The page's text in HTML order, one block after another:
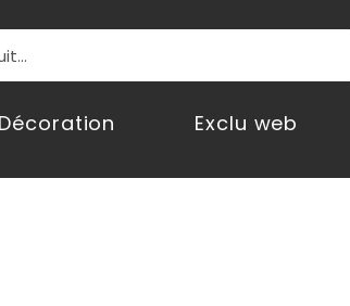
Décoration Exclu web